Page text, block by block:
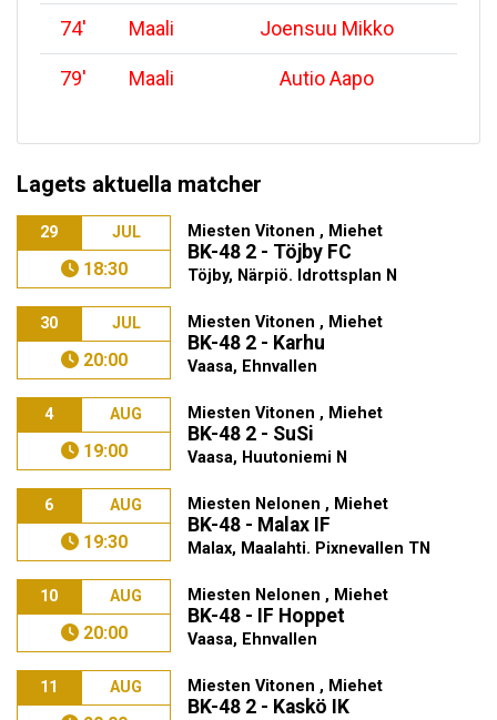
74' Maali Joensuu Mikko
79' Maali Autio Aapo
Lagets aktuella matcher
29 JUL
18:30
Miesten Vitonen , Miehet
BK-48 2 - Töjby FC
Töjby, Närpiö. Idrottsplan N
30 JUL
20:00
Miesten Vitonen , Miehet
BK-48 2 - Karhu
Vaasa, Ehnvallen
4 AUG
19:00
Miesten Vitonen , Miehet
BK-48 2 - SuSi
Vaasa, Huutoniemi N
6 AUG
19:30
Miesten Nelonen , Miehet
BK-48 - Malax IF
Malax, Maalahti. Pixnevallen TN
10 AUG
20:00
Miesten Nelonen , Miehet
BK-48 - IF Hoppet
Vaasa, Ehnvallen
11 AUG Miesten Vitonen , Miehet
BK-48 2 - Kaskö IK